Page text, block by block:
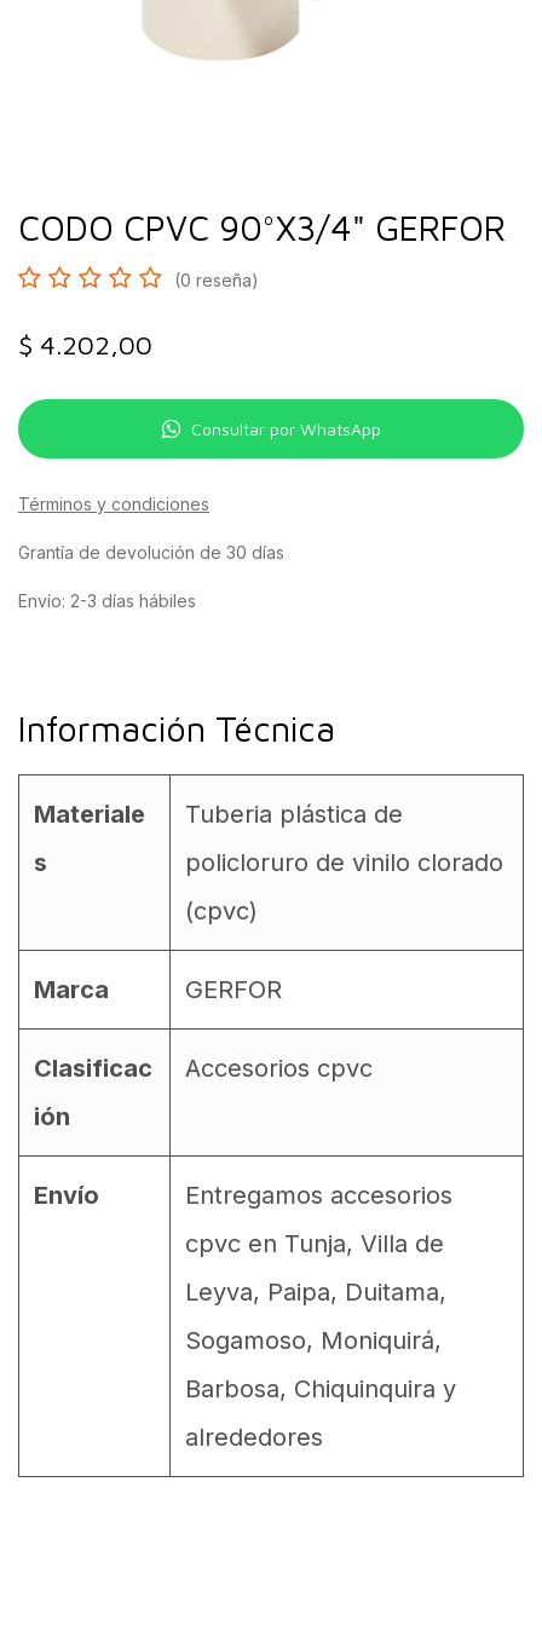
CODO CPVC 90°X3/4" GERFOR
(0 reseña)
$ 4.202,00
Consultar por WhatsApp
Términos y condiciones
Grantía de devolución de 30 días
Envío: 2-3 días hábiles
Información Técnica
Materiale
s
Tuberia plástica de
policloruro de vinilo clorado
(cpvc)
Marca GERFOR
Clasificac
ión
Accesorios cpvc
Envío
Entregamos accesorios
cpvc en Tunja, Villa de
Leyva, Paipa, Duitama,
Sogamoso, Moniquirá,
Barbosa, Chiquinquira y
alrededores